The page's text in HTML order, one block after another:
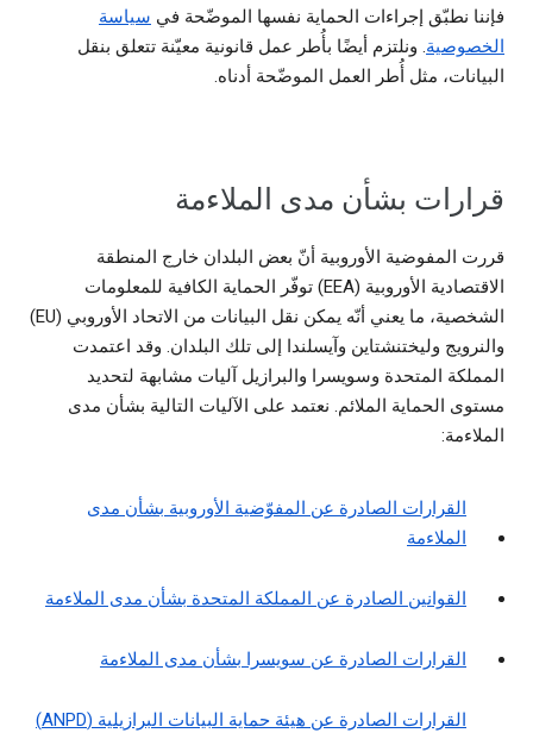
فإننا نطبّق إجراءات الحماية نفسها الموضّحة في سياسة
الخصوصية. ونلتزم أيضًا بأُطر عمل قانونية معيّنة تتعلق بنقل
البيانات، مثل أُطر العمل الموضّحة أدناه.
قرارات بشأن مدى الملاءمة
قررت المفوضية الأوروبية أنّ بعض البلدان خارج المنطقة
الاقتصادية الأوروبية (EEA) توفّر الحماية الكافية للمعلومات
الشخصية، ما يعني أنّه يمكن نقل البيانات من الاتحاد الأوروبي (EU)
والنرويج وليختنشتاين وآيسلندا إلى تلك البلدان. وقد اعتمدت
المملكة المتحدة وسويسرا والبرازيل آليات مشابهة لتحديد
مستوى الحماية الملائم. نعتمد على الآليات التالية بشأن مدى
الملاءمة:
القرارات الصادرة عن المفوّضية الأوروبية بشأن مدى
الملاءمة
القوانين الصادرة عن المملكة المتحدة بشأن مدى الملاءمة
القرارات الصادرة عن سويسرا بشأن مدى الملاءمة
القرارات الصادرة عن هيئة حماية البيانات البرازيلية (ANPD)